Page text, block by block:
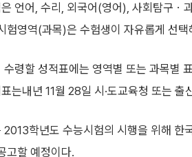
언어, 수리, 외국어(영어), 사회탐구ㆍ
험영역(과목)은 수험생이 자유롭게 선택
수령할 성적표에는 영역별 또는 과목별
는내년 11월 28일 시·도교육청 또는
2013학년도 수능시험의 시행을 위해 한
고할 예정이다.